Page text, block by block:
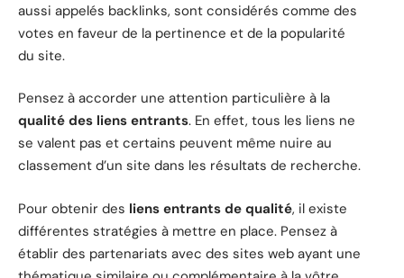
aussi appelés backlinks, sont considérés comme des
votes en faveur de la pertinence et de la popularité
du site.
Pensez à accorder une attention particulière à la
qualité des liens entrants. En effet, tous les liens ne
se valent pas et certains peuvent même nuire au
classement d’un site dans les résultats de recherche.
Pour obtenir des liens entrants de qualité, il existe
différentes stratégies à mettre en place. Pensez à
établir des partenariats avec des sites web ayant une